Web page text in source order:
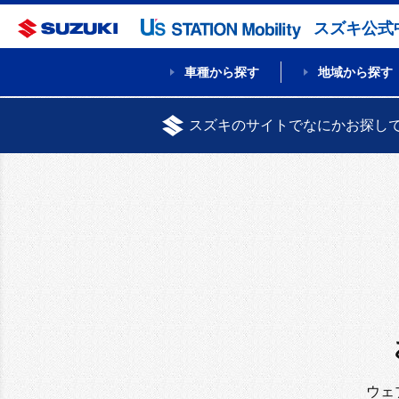
スズキ公式
車種から探す 地域から探す
スズキのサイトでなにかお探し
ウェ